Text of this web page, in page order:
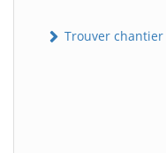
Trouver